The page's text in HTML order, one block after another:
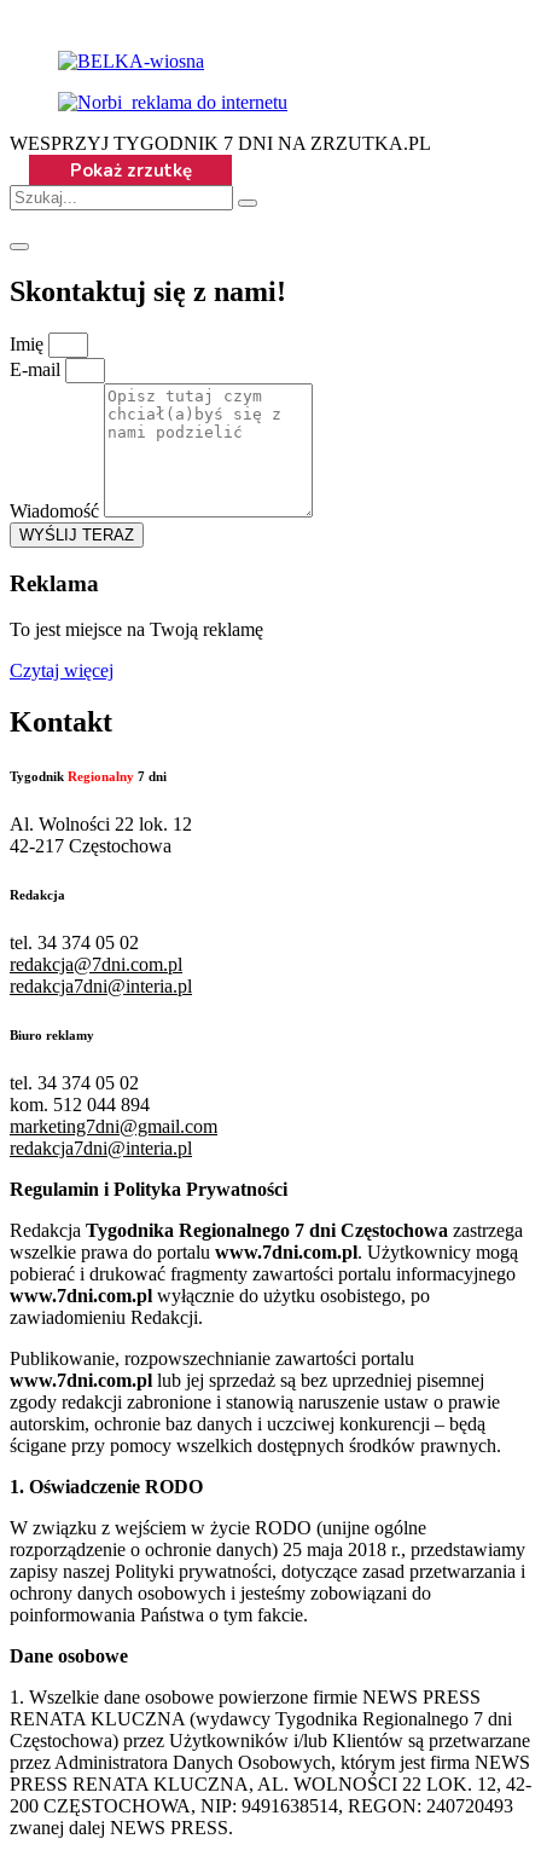
WESPRZYJ TYGODNIK 7 DNI NA ZRZUTKA.PL
Skontaktuj się z nami!
Imię
E-mail
Wiadomość
WYŚLIJ TERAZ
Reklama
To jest miejsce na Twoją reklamę
Czytaj więcej
Kontakt
Tygodnik Regionalny 7 dni
Al. Wolności 22 lok. 12
42-217 Częstochowa
Redakcja
tel. 34 374 05 02
redakcja@7dni.com.pl
redakcja7dni@interia.pl
Biuro reklamy
tel. 34 374 05 02
kom. 512 044 894
marketing7dni@gmail.com
redakcja7dni@interia.pl
Regulamin i Polityka Prywatności
Redakcja Tygodnika Regionalnego 7 dni Częstochowa zastrzega
wszelkie prawa do portalu www.7dni.com.pl. Użytkownicy mogą
pobierać i drukować fragmenty zawartości portalu informacyjnego
www.7dni.com.pl wyłącznie do użytku osobistego, po
zawiadomieniu Redakcji.
Publikowanie, rozpowszechnianie zawartości portalu
www.7dni.com.pl lub jej sprzedaż są bez uprzedniej pisemnej
zgody redakcji zabronione i stanowią naruszenie ustaw o prawie
autorskim, ochronie baz danych i uczciwej konkurencji – będą
ścigane przy pomocy wszelkich dostępnych środków prawnych.
1. Oświadczenie RODO
W związku z wejściem w życie RODO (unijne ogólne
rozporządzenie o ochronie danych) 25 maja 2018 r., przedstawiamy
zapisy naszej Polityki prywatności, dotyczące zasad przetwarzania i
ochrony danych osobowych i jesteśmy zobowiązani do
poinformowania Państwa o tym fakcie.
Dane osobowe
1. Wszelkie dane osobowe powierzone firmie NEWS PRESS
RENATA KLUCZNA (wydawcy Tygodnika Regionalnego 7 dni
Częstochowa) przez Użytkowników i/lub Klientów są przetwarzane
przez Administratora Danych Osobowych, którym jest firma NEWS
PRESS RENATA KLUCZNA, AL. WOLNOŚCI 22 LOK. 12, 42-
200 CZĘSTOCHOWA, NIP: 9491638514, REGON: 240720493
zwanej dalej NEWS PRESS.